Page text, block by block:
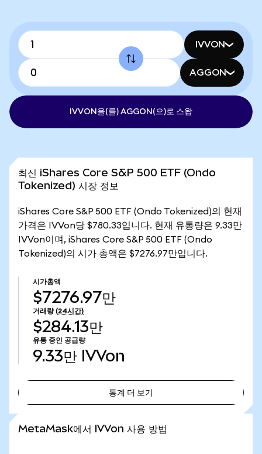
IVVON
AGGON
IVVON을(를) AGGON(으)로 스왑
최신 iShares Core S&P 500 ETF (Ondo
Tokenized) 시장 정보
iShares Core S&P 500 ETF (Ondo Tokenized)의 현재
가격은 IVVon당 $780.33입니다. 현재 유통량은 9.33만
IVVon이며, iShares Core S&P 500 ETF (Ondo
Tokenized)의 시가 총액은 $7276.97만입니다.
시가총액
$7276.97만
거래량 (24시간)
$284.13만
유통 중인 공급량
9.33만 IVVon
통계 더 보기
MetaMask에서 IVVon 사용 방법